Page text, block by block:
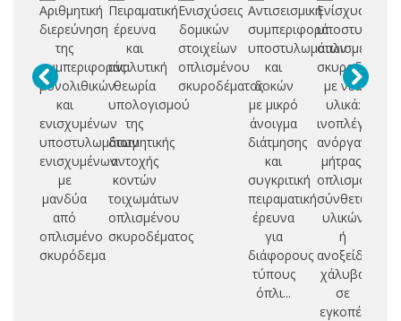
Αριθμητική
διερεύνηση
της
συμπεριφοράς
μονολιθικών
και
ενισχυμένων
υποστυλωμάτων
ενισχυμένων
με
μανδύα
από
οπλισμένο
σκυρόδεμα
Πειραματική
έρευνα
και
αναλυτική
θεωρία
υπολογισμού
της
διατμητικής
αντοχής
κοντών
τοιχωμάτων
οπλισμένου
σκυροδέματος
Ενισχύσεις
δομικών
στοιχείων
οπλισμένου
σκυροδέματος
Αντισεισμική
συμπεριφορά
υποστυλωμάτων
και
δοκών
με μικρό
άνοιγμα
διάτμησης
και
συγκριτική
πειραματική
έρευνα
για
διάφορους
τύπους
όπλι...
Ενίσχυση
οπλισμένου
με νέα
υλικά:
ινοπλέγματα
ανόργανης
μήτρας,
οπλισμοί
σύνθετων
υλικών
ή
ανοξείδωτου
χάλυβα
σε
εγκοπές